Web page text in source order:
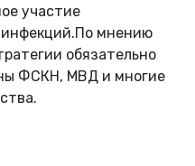
участие
инфекций.По мнению
обязательно
ФСКН, МВД и многие